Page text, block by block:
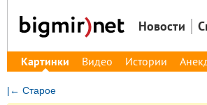
Новости
Картинки Видео Истории
|← Старое